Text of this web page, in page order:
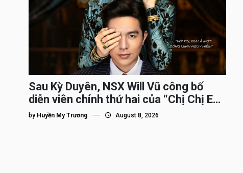
Sau Kỳ Duyên, NSX Will Vũ công bố
diễn viên chính thứ hai của “Chị Chị Em
Em 3″
by Huyền My Trương August 8, 2026